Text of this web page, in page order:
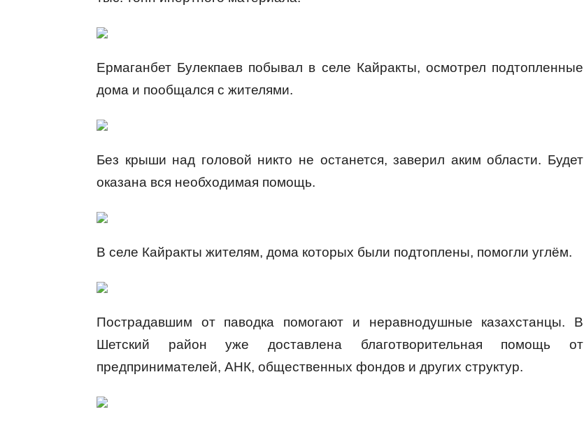
Ермаганбет Булекпаев побывал в селе Кайракты, осмотрел подтопленные
дома и пообщался с жителями.
Без крыши над головой никто не останется, заверил аким области. Будет
оказана вся необходимая помощь.
В селе Кайракты жителям, дома которых были подтоплены, помогли углём.
Пострадавшим от паводка помогают и неравнодушные казахстанцы. В
Шетский район уже доставлена благотворительная помощь от
предпринимателей, АНК, общественных фондов и других структур.